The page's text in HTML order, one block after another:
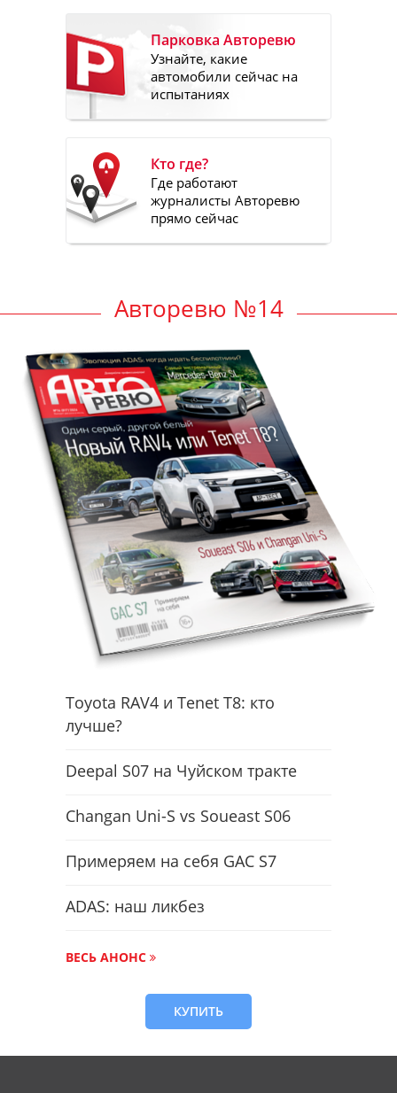
Парковка Авторевю
Узнайте, какие
автомобили сейчас на
испытаниях
Кто где?
Где работают
журналисты Авторевю
прямо сейчас
Авторевю №14
Toyota RAV4 и Tenet T8: кто
лучше?
Deepal S07 на Чуйском тракте
Changan Uni-S vs Soueast S06
Примеряем на себя GAC S7
ADAS: наш ликбез
ВЕСЬ АНОНС
КУПИТЬ